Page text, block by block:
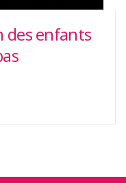
des enfants